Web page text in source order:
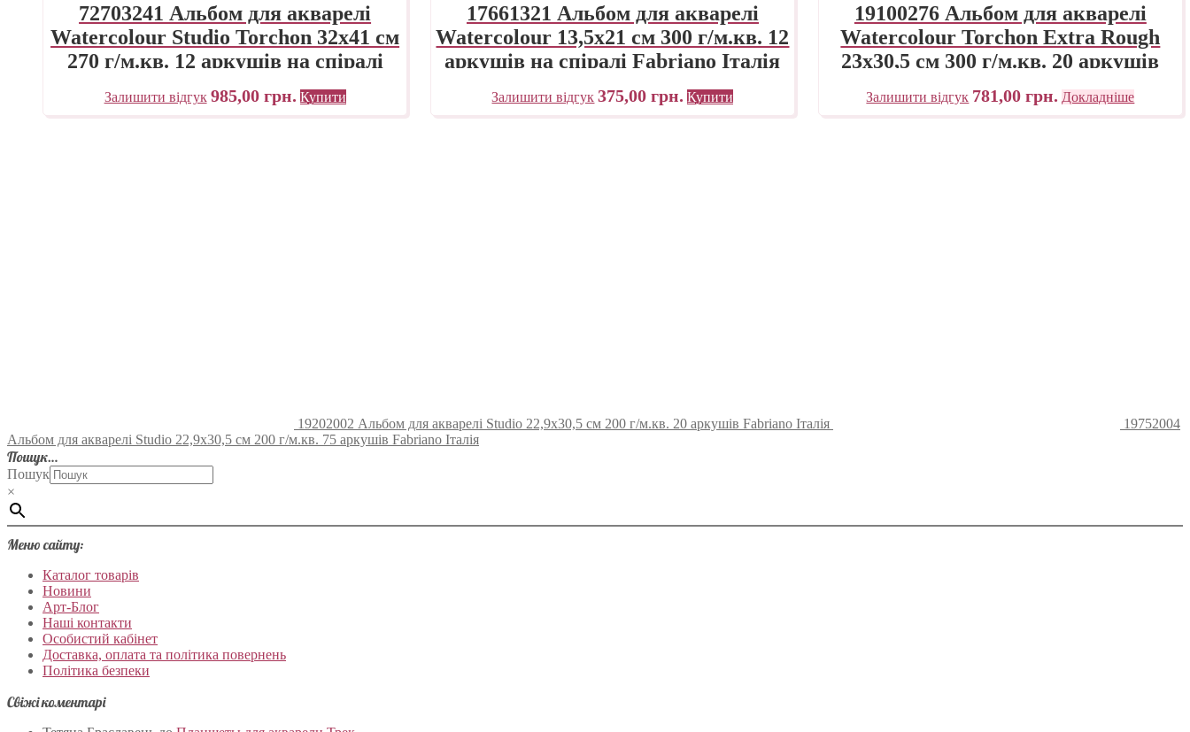
72703241 Альбом для акварелі
Watercolour Studio Torchon 32х41 см
270 г/м.кв. 12 аркушів на спіралі
Fabriano Італія
Залишити відгук 985,00 грн. Купити
17661321 Альбом для акварелі
Watercolour 13,5х21 см 300 г/м.кв. 12
аркушів на спіралі Fabriano Італія
Залишити відгук 375,00грн. Купити
19100276 Альбом для акварелі
Watercolour Torchon Extra Rough
23х30,5 см 300 г/м.кв. 20 аркушів
Fabriano Італія
Залишити відгук 781,00грн. Докладніше
19202002 Альбом для акварелі Studio 22,9х30,5 см 200 г/м.кв. 20 аркушів Fabriano Італія
19752004
Альбом для акварелі Studio 22,9х30,5 см 200 г/м.кв. 75 аркушів Fabriano Італія
Пошук…
Пошук
×
Меню сайту:
Каталог товарів
Новини
Арт-Блог
Наші контакти
Особистий кабінет
Доставка, оплата та політика повернень
Політика безпеки
Свіжі коментарі